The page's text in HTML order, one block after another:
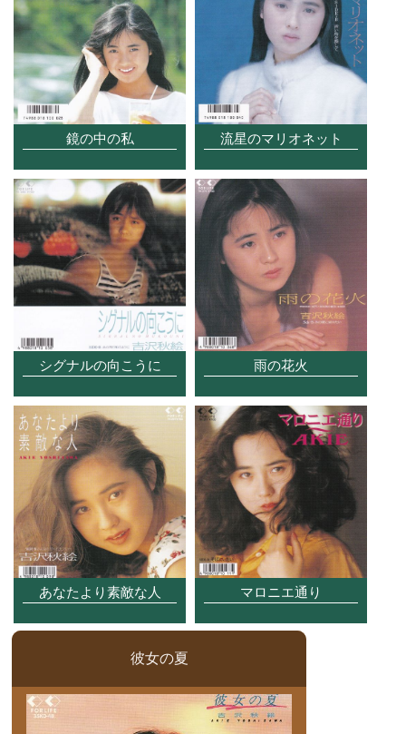
鏡の中の私 流星のマリオネット
シグナルの向こうに 雨の花火
あなたより素敵な人 マロニエ通り
彼女の夏